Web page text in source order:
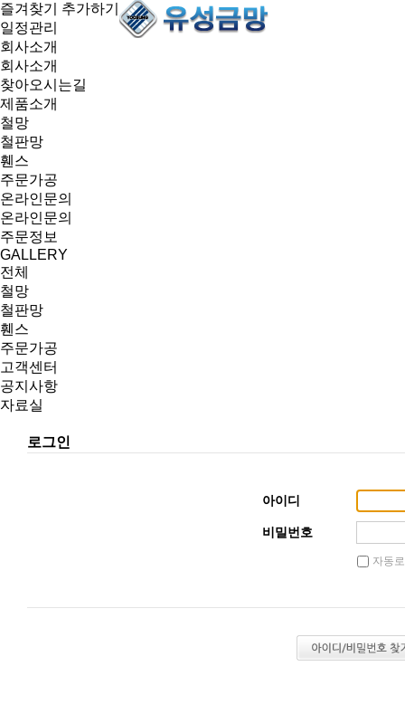
즐겨찾기 추가하기
일정관리
회사소개
회사소개
찾아오시는길
제품소개
철망
철판망
휀스
주문가공
온라인문의
온라인문의
주문정보
GALLERY
전체
철망
철판망
휀스
주문가공
고객센터
공지사항
자료실
로그인
아이디
비밀번호
자동